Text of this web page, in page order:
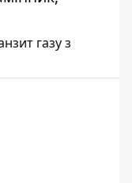
газу з